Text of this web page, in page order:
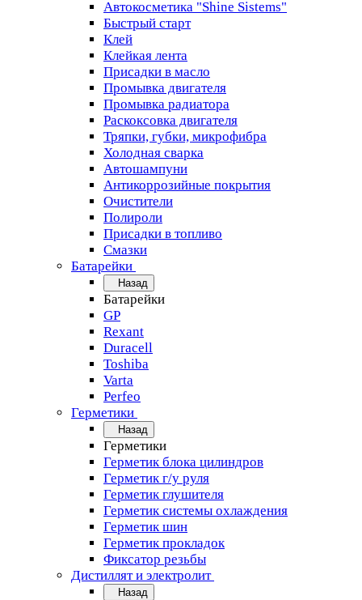
Автокосметика "Shine Sistems"
Быстрый старт
Клей
Клейкая лента
Присадки в масло
Промывка двигателя
Промывка радиатора
Раскоксовка двигателя
Тряпки, губки, микрофибра
Холодная сварка
Автошампуни
Антикоррозийные покрытия
Очистители
Полироли
Присадки в топливо
Смазки
Батарейки
Назад
Батарейки
GP
Rexant
Duracell
Toshiba
Varta
Perfeo
Герметики
Назад
Герметики
Герметик блока цилиндров
Герметик г/у руля
Герметик глушителя
Герметик системы охлаждения
Герметик шин
Герметик прокладок
Фиксатор резьбы
Дистиллят и электролит
Назад